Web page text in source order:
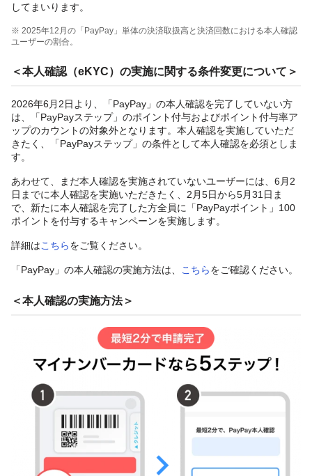
してまいります。
※ 2025年12月の「PayPay」単体の決済取扱高と決済回数における本人確認
ユーザーの割合。
＜本人確認（eKYC）の実施に関する条件変更について＞
2026年6月2日より、「PayPay」の本人確認を完了していない方
は、「PayPayステップ」のポイント付与およびポイント付与率ア
ップのカウントの対象外となります。本人確認を実施していただ
きたく、「PayPayステップ」の条件として本人確認を必須としま
す。
あわせて、まだ本人確認を実施されていないユーザーには、6月2
日までに本人確認を実施いただきたく、2月5日から5月31日ま
で、新たに本人確認を完了した方全員に「PayPayポイント」100
ポイントを付与するキャンペーンを実施します。
詳細はこちらをご覧ください。
「PayPay」の本人確認の実施方法は、 こちらをご確認ください。
＜本人確認の実施方法＞